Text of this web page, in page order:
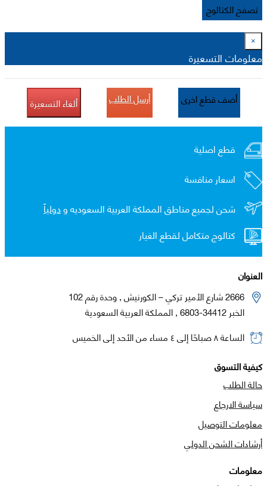
تصفح الكتالوج
×
معلومات التسعيرة
أضف قطع اخرى أرسل الطلب ألغاء التسعيرة
قطع اصلية
اسعار منافسة
شحن لجميع مناطق المملكة العربية السعوديه ودولياً
كتالوج متكامل لقطع الغيار
العنوان
2666 شارع الأمير تركي – الكورنيش , وحدة رقم 102
الخبر 34412-6803 , المملكة العربية السعودية
الساعة ٨ صباحًا إلى ٤ مساء من الأحد إلى الخميس
كيفية التسوق
حالة الطلب
سياسة الارجاع
معلومات التوصيل
أرشادات الشحن الدولي
معلومات